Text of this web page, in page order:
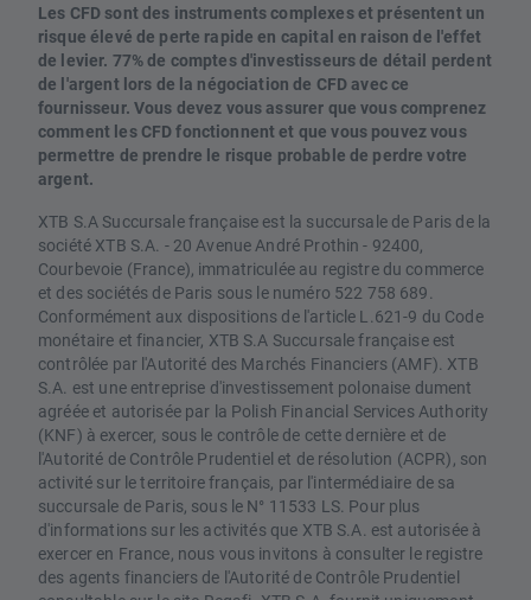
Les CFD sont des instruments complexes et présentent un
risque élevé de perte rapide en capital en raison de l'effet
de levier. 77% de comptes d'investisseurs de détail perdent
de l'argent lors de la négociation de CFD avec ce
fournisseur. Vous devez vous assurer que vous comprenez
comment les CFD fonctionnent et que vous pouvez vous
permettre de prendre le risque probable de perdre votre
argent.
XTB S.A Succursale française est la succursale de Paris de la
société XTB S.A. - 20 Avenue André Prothin - 92400,
Courbevoie (France), immatriculée au registre du commerce
et des sociétés de Paris sous le numéro 522 758 689.
Conformément aux dispositions de l'article L.621-9 du Code
monétaire et financier, XTB S.A Succursale française est
contrôlée par l'Autorité des Marchés Financiers (AMF). XTB
S.A. est une entreprise d'investissement polonaise dument
agréée et autorisée par la Polish Financial Services Authority
(KNF) à exercer, sous le contrôle de cette dernière et de
l'Autorité de Contrôle Prudentiel et de résolution (ACPR), son
activité sur le territoire français, par l'intermédiaire de sa
succursale de Paris, sous le N° 11533 LS. Pour plus
d'informations sur les activités que XTB S.A. est autorisée à
exercer en France, nous vous invitons à consulter le registre
des agents financiers de l'Autorité de Contrôle Prudentiel